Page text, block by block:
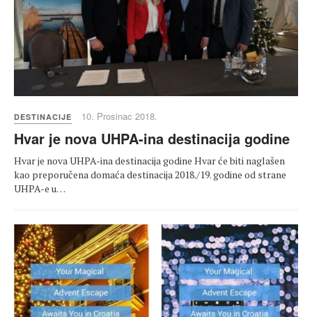
DESTINACIJE 10. Prosinac 2018.
Hvar je nova UHPA-ina destinacija godine
Hvar je nova UHPA-ina destinacija godine Hvar će biti naglašen
kao preporučena domaća destinacija 2018./19. godine od strane
UHPA-e u…